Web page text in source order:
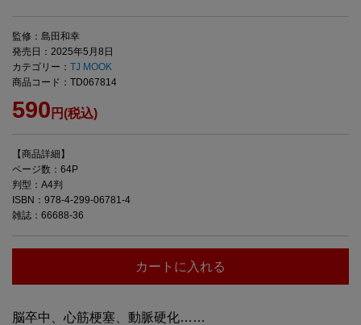
監修：島田和幸
発売日：2025年5月8日
カテゴリー： TJ MOOK
商品コード：TD067814
590 円(税込)
【商品詳細】
ページ数：64P
判型：A4判
ISBN：978-4-299-06781-4
雑誌：66688-36
カートに入れる
脳卒中、心筋梗塞、動脈硬化……